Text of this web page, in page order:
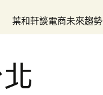
葉和軒談電商未來趨勢